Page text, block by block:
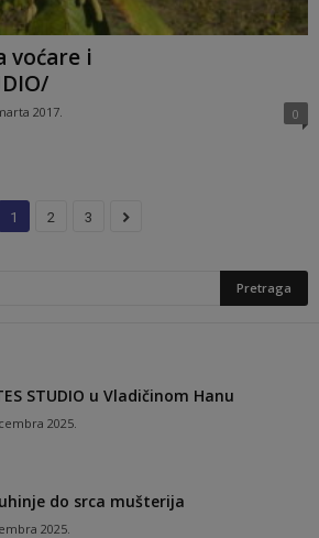
voćare i
2017. 0
1 2 3
STUDIO u Vladičinom Hanu
2025.
do srca mušterija
2025.